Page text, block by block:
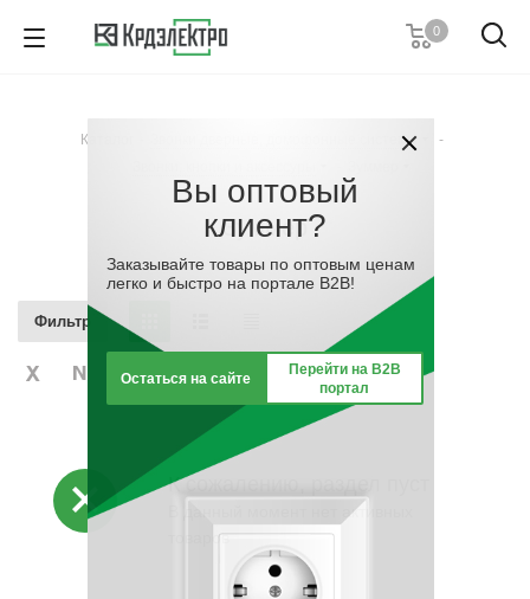
0
Каталог Звонки дверные, домофонные системы
-
Зуммер
Фильтр
К сожалению, раздел пуст
В данный момент нет активных
товаров
Вы оптовый
клиент?
Заказывайте товары по оптовым ценам
легко и быстро на портале B2B!
Остаться на сайте
Перейти на B2B
портал